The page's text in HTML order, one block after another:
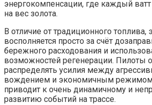
энергокомпенсации, где каждый ватт
на вес золота.
В отличие от традиционного топлива,
восполняется просто за счёт
бережного расходования и
возможностей регенерации. Пилоты
распределять усилия между
вождением и экономичным режимом,
приводит к очень динамичному и
развитию событий на трассе.